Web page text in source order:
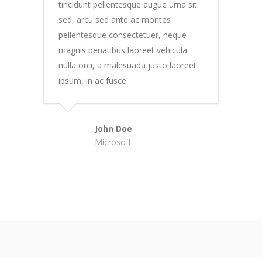
tincidunt pellentesque augue urna sit
sed, arcu sed ante ac montes
pellentesque consectetuer, neque
magnis penatibus laoreet vehicula
nulla orci, a malesuada justo laoreet
ipsum, in ac fusce.
John Doe
Microsoft